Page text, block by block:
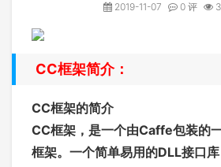
2019-11-07 0 评
CC框架简介：
CC框架的简介
CC框架，是一个由Caffe包装的
框架。一个简单易用的DLL接口